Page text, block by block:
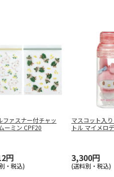
ファスナー付チャッ
ーミン CPF20
円
・税込)
マスコット入
トル マイメロ
3,300円
(送料別・税込)